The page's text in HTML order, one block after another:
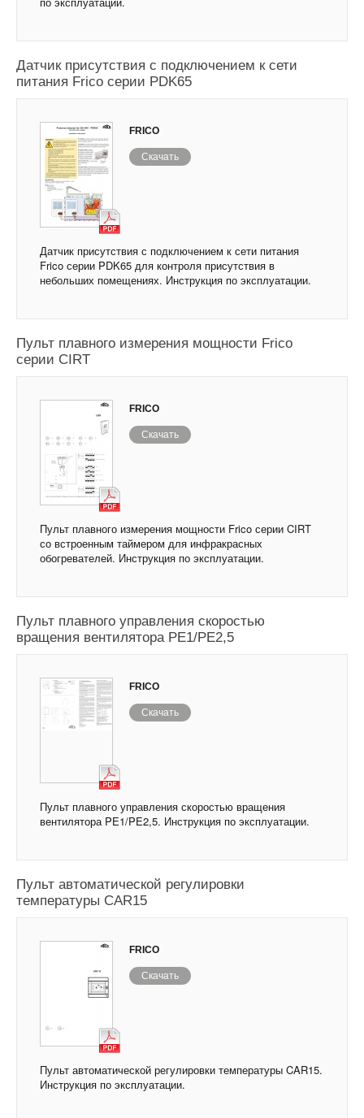
Датчик присутствия с подключением к сети
питания Frico серии PDK65
FRICO
Скачать
Датчик присутствия с подключением к сети питания
Frico серии PDK65 для контроля присутствия в
небольших помещениях. Инструкция по эксплуатации.
Пульт плавного измерения мощности Frico
серии CIRT
FRICO
Скачать
Пульт плавного измерения мощности Frico серии CIRT
со встроенным таймером для инфракрасных
обогревателей. Инструкция по эксплуатации.
Пульт плавного управления скоростью
вращения вентилятора PE1/PE2,5
FRICO
Скачать
Пульт плавного управления скоростью вращения
вентилятора PE1/PE2,5. Инструкция по эксплуатации.
Пульт автоматической регулировки
температуры CAR15
FRICO
Скачать
Пульт автоматической регулировки температуры CAR15.
Инструкция по эксплуатации.